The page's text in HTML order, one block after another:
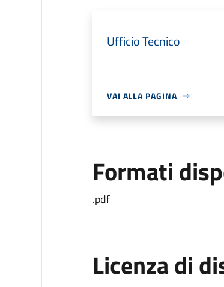
Ufficio Tecnico
VAI ALLA PAGINA
Formati
.pdf
Licenza di